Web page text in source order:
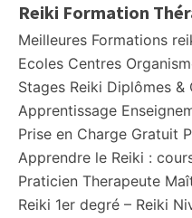
Reiki Formation
Meilleures Formations
Ecoles Centres
Stages Reiki Diplômes
Apprentissage
Prise en Charge Gratuit
Apprendre le Reiki :
Praticien Therapeute
Reiki 1er degré – Reiki